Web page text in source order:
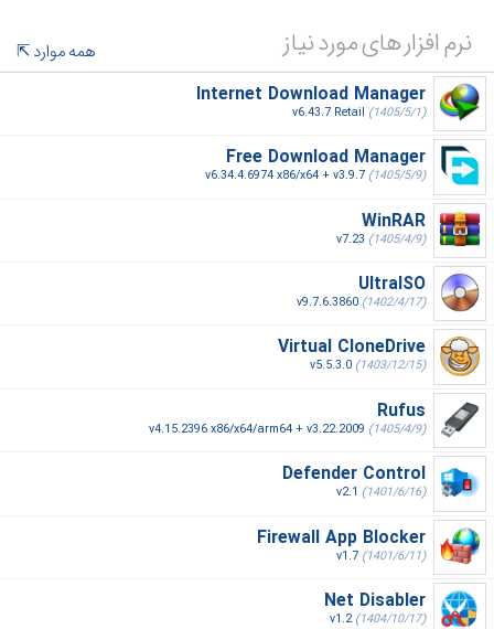
نرم افزار های مورد نیاز
همه موارد
Internet Download Manager
v6.43.7 Retail (1405/5/1)
Free Download Manager
v6.34.4.6974 x86/x64 + v3.9.7 (1405/5/9)
WinRAR
v7.23 (1405/4/9)
UltraISO
v9.7.6.3860 (1402/4/17)
Virtual CloneDrive
v5.5.3.0 (1403/12/15)
Rufus
v4.15.2396 x86/x64/arm64 + v3.22.2009 (1405/4/9)
Defender Control
v2.1 (1401/6/16)
Firewall App Blocker
v1.7 (1401/6/11)
Net Disabler
v1.2(1404/10/17)